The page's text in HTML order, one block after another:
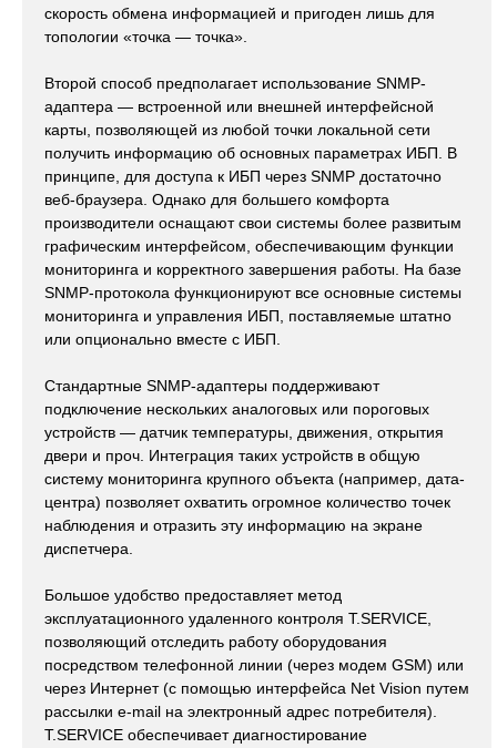
скорость обмена информацией и пригоден лишь для
топологии «точка — точка».
Второй способ предполагает использование SNMP-
адаптера — встроенной или внешней интерфейсной
карты, позволяющей из любой точки локальной сети
получить информацию об основных параметрах ИБП. В
принципе, для доступа к ИБП через SNMP достаточно
веб-браузера. Однако для большего комфорта
производители оснащают свои системы более развитым
графическим интерфейсом, обеспечивающим функции
мониторинга и корректного завершения работы. На базе
SNMP-протокола функционируют все основные системы
мониторинга и управления ИБП, поставляемые штатно
или опционально вместе с ИБП.
Стандартные SNMP-адаптеры поддерживают
подключение нескольких аналоговых или пороговых
устройств — датчик температуры, движения, открытия
двери и проч. Интеграция таких устройств в общую
систему мониторинга крупного объекта (например, дата-
центра) позволяет охватить огромное количество точек
наблюдения и отразить эту информацию на экране
диспетчера.
Большое удобство предоставляет метод
эксплуатационного удаленного контроля T.SERVICE,
позволяющий отследить работу оборудования
посредством телефонной линии (через модем GSM) или
через Интернет (с помощью интерфейса Net Vision путем
рассылки e-mail на электронный адрес потребителя).
T.SERVICE обеспечивает диагностирование